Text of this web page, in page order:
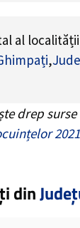
al localității
,
drep
2021
din